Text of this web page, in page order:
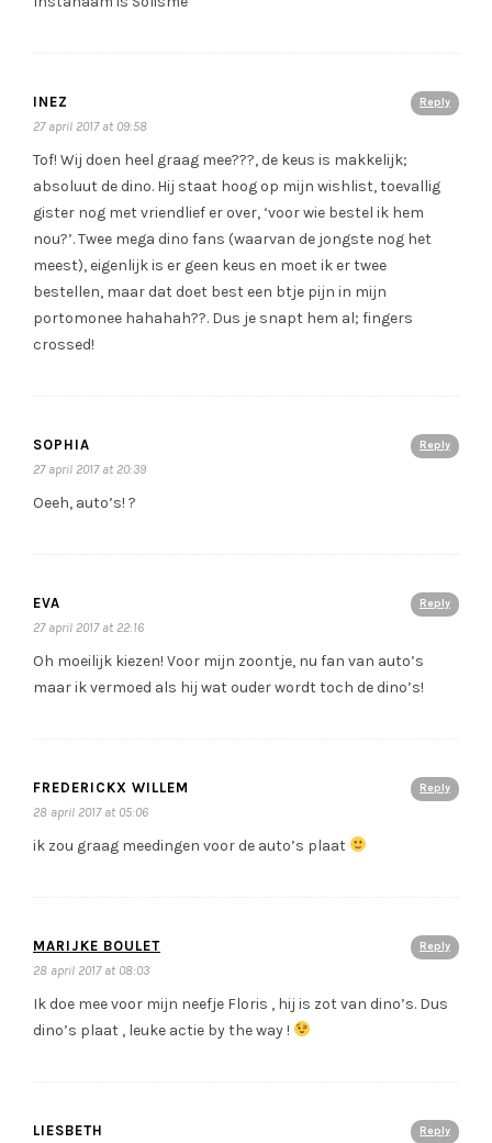
Reply
INEZ
27 april 2017 at 09:58
Tof! Wij doen heel graag mee???, de keus is makkelijk;
absoluut de dino. Hij staat hoog op mijn wishlist, toevallig
gister nog met vriendlief er over, ‘voor wie bestel ik hem
nou?’. Twee mega dino fans (waarvan de jongste nog het
meest), eigenlijk is er geen keus en moet ik er twee
bestellen, maar dat doet best een btje pijn in mijn
portomonee hahahah??. Dus je snapt hem al; fingers
crossed!
Reply
SOPHIA
27 april 2017 at 20:39
Oeeh, auto’s! ?
Reply
EVA
27 april 2017 at 22:16
Oh moeilijk kiezen! Voor mijn zoontje, nu fan van auto’s
maar ik vermoed als hij wat ouder wordt toch de dino’s!
Reply
FREDERICKX WILLEM
28 april 2017 at 05:06
ik zou graag meedingen voor de auto’s plaat
Reply
MARIJKE BOULET
28 april 2017 at 08:03
Ik doe mee voor mijn neefje Floris , hij is zot van dino’s. Dus
dino’s plaat , leuke actie by the way !
Reply
LIESBETH